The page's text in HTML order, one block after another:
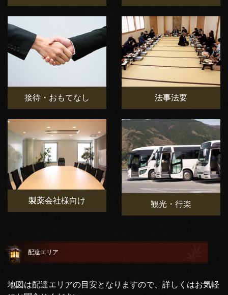
接待・おもてなし 法事法要
製薬会社様向け 観光・行楽
配達エリア
地図は配達エリアの目安となりますので、詳しくはお気軽